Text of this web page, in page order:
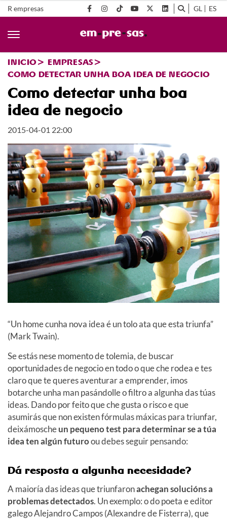
R empresas GL ES
INICIO
EMPRESAS
COMO DETECTAR UNHA BOA IDEA DE NEGOCIO
Como detectar unha boa
idea de negocio
2015-04-01 22:00
“Un home cunha nova idea é un tolo ata que esta triunfa”
(Mark Twain).
Se estás nese momento de tolemia, de buscar
oportunidades de negocio en todo o que che rodea e tes
claro que te queres aventurar a emprender, imos
botarche unha man pasándolle o filtro a algunha das túas
ideas. Dando por feito que che gusta o risco e que
asumirás que non existen fórmulas máxicas para triunfar,
deixámoscheun pequeno test para determinar se a túa
idea ten algún futuroou debes seguir pensando:
Dá resposta a algunha necesidade?
A maioría das ideas que triunfaronachegan solucións a
problemas detectados. Un exemplo: o do poeta e editor
galego Alejandro Campos (Alexandre de Fisterra), que